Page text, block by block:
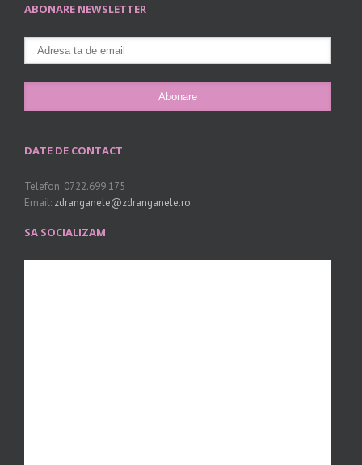
ABONARE NEWSLETTER
DATE DE CONTACT
Telefon: 0722.699.175
Email: zdranganele@zdranganele.ro
SA SOCIALIZAM